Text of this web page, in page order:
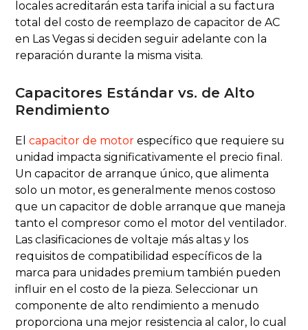
locales acreditarán esta tarifa inicial a su factura
total del costo de reemplazo de capacitor de AC
en Las Vegas si deciden seguir adelante con la
reparación durante la misma visita.
Capacitores Estándar vs. de Alto
Rendimiento
Elcapacitor de motor específico que requiere su
unidad impacta significativamente el precio final.
Un capacitor de arranque único, que alimenta
solo un motor, es generalmente menos costoso
que un capacitor de doble arranque que maneja
tanto el compresor como el motor del ventilador.
Las clasificaciones de voltaje más altas y los
requisitos de compatibilidad específicos de la
marca para unidades premium también pueden
influir en el costo de la pieza. Seleccionar un
componente de alto rendimiento a menudo
proporciona una mejor resistencia al calor, lo cual